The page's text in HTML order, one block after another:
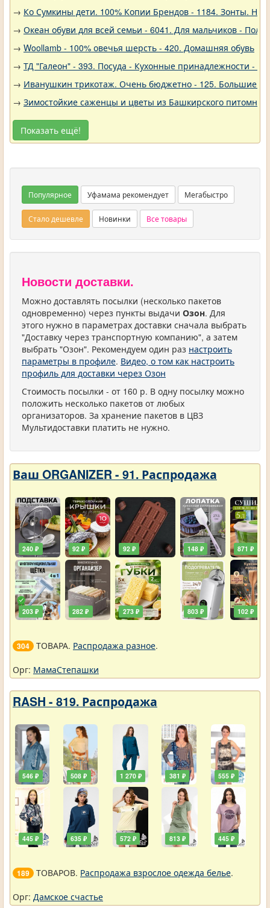
→ Ко Сумкины дети. 100% Копии Брендов - 1184. Зонты.
→ Океан обуви для всей семьи - 6041. Для мальчиков -
→ Woollamb - 100% овечья шерсть - 420. Домашняя обувь
→ ТД "Галеон" - 393. Посуда - Кухонные принадлежности -
→ Иванушкин трикотаж. Очень бюджетно - 125. Большие
→ Зимостойкие саженцы и цветы из Башкирского
Показать ещё!
Популярное Уфамама рекомендует Мегабыстро
Стало дешевле Новинки Все товары
Новости доставки.
Можно доставлять посылки (несколько пакетов
одновременно) через пункты выдачи Озон. Для
этого нужно в параметрах доставки сначала выбрать
"Доставку через транспортную компанию", а затем
выбрать "Озон". Рекомендуем один раз настроить
параметры в профиле. Видео, о том как настроить
профиль для доставки через Озон
Стоимость посылки - от 160 р. В одну посылку можно
положить несколько пакетов от любых
организаторов. За хранение пакетов в ЦВЗ
Мультидоставки платить не нужно.
Ваш ORGANIZER - 91. Распродажа
240 ₽
203 ₽
92 ₽
282 ₽
92 ₽
273 ₽
148 ₽
803 ₽
871 ₽
102 ₽
304 ТОВАРА. Распродажа разное.
Орг: МамаСтепашки
RASH - 819. Распродажа
546 ₽
445 ₽
508 ₽
635 ₽
1 270 ₽
572 ₽
381 ₽
813 ₽
555 ₽
445 ₽
189 ТОВАРОВ. Распродажа взрослое одежда белье.
Орг: Дамское счастье